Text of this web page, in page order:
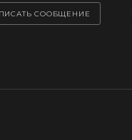
СООБЩЕНИЕ